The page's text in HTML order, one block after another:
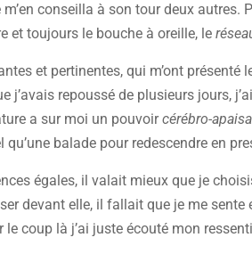
conseilla à son tour deux autres.
et toujours le bouche à oreille, le
et pertinentes, qui m’ont présenté
j’avais repoussé de plusieurs jours,
a sur moi un pouvoircérébro-
balade pour redescendre en
égales, il valait mieux que je
devant elle, il fallait que je me
le coup là j’ai juste écouté mon